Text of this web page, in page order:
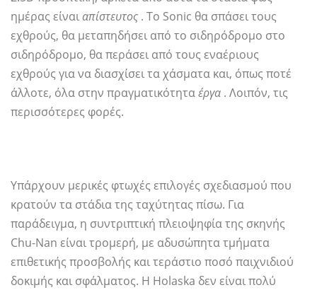
ημέρας είναιαπίστευτος . Το Sonic θα σπάσει τους
εχθρούς, θα μεταπηδήσει από το σιδηρόδρομο στο
σιδηρόδρομο, θα περάσει από τους εναέριους
εχθρούς για να διασχίσει τα χάσματα και, όπως ποτέ
άλλοτε, όλα στην πραγματικότηταέργα . Λοιπόν, τις
περισσότερες φορές.
Υπάρχουν μερικές φτωχές επιλογές σχεδιασμού που
κρατούν τα στάδια της ταχύτητας πίσω. Για
παράδειγμα, η συντριπτική πλειοψηφία της σκηνής
Chu-Nan είναι τρομερή, με αδυσώπητα τμήματα
επιθετικής προσβολής και τεράστιο ποσό παιχνιδιού
δοκιμής και σφάλματος. Η Holaska δεν είναι πολύ